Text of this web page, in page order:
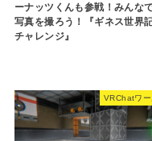
ーナッツくんも参戦！みんな
写真を撮ろう！『ギネス世界
チャレンジ』
VRChatワー